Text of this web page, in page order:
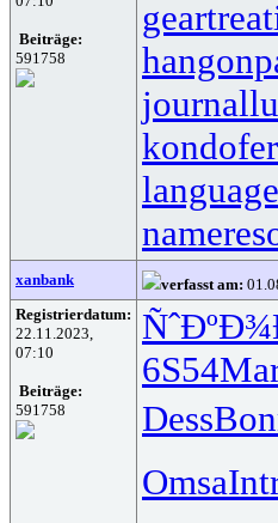
Beiträge:
591758
xanbank verfasst am:
Registrierdatum:
22.11.2023,
07:10
Beiträge:
591758
6S54
Dess
Omsa